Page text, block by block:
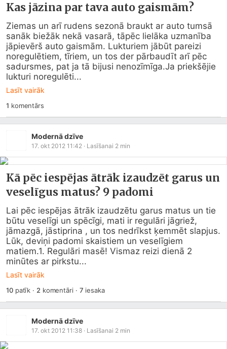
Kas jāzina par tava auto gaismām?
Ziemas un arī rudens sezonā braukt ar auto tumsā
sanāk biežāk nekā vasarā, tāpēc lielāka uzmanība
jāpievērš auto gaismām. Lukturiem jābūt pareizi
noregulētiem, tīriem, un tos der pārbaudīt arī pēc
sadursmes, pat ja tā bijusi nenozīmīga.Ja priekšējie
lukturi noregulēti...
Lasīt vairāk
1 komentārs
Modernā dzīve
17. okt 2012 11:42 · Lasīšanai 2 min
Kā pēc iespējas ātrāk izaudzēt garus un
veselīgus matus? 9 padomi
Lai pēc iespējas ātrāk izaudzētu garus matus un tie
būtu veselīgi un spēcīgi, mati ir regulāri jāgriež,
jāmazgā, jāstiprina , un tos nedrīkst ķemmēt slapjus.
Lūk, deviņi padomi skaistiem un veselīgiem
matiem.1. Regulāri masē! Vismaz reizi dienā 2
minūtes ar pirkstu...
Lasīt vairāk
10patīk · 2 komentāri · 7 iesaka
Modernā dzīve
17. okt 2012 11:38 · Lasīšanai 2 min